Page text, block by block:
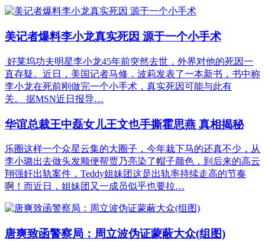
美记者爆料李小龙真实死因 源于一个小手术
好莱坞功夫明星李小龙45年前突然去世，外界对他的死因一
直存疑。近日，美国记者马修．波莉发表了一本新书，书中称
李小龙在死前刚做完一个小手术，真实死因可能与此有
关。 据MSN近日报导…
华谊总裁王中磊女儿王文也手撕霍思燕 真相揭秘
乐圈这样一个众星云集的大圈子，今年栽下马的还真不少，从
李小璐出去做头发顺便帮贾乃亮染了帽子颜色，到后来的高云
翔强奸出轨案件，Teddy姐妹团这是出轨率持续走高的节奏
啊！而近日，姐妹团又一成员似乎也要拉…
唐爽致函警察局：周立波伪证蒙蔽大众(组图)